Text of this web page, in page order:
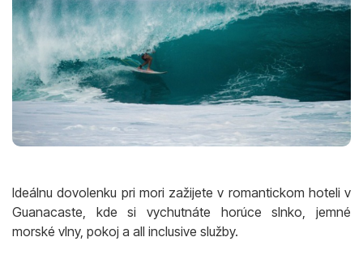
Ideálnu dovolenku pri mori zažijete v romantickom hoteli v
Guanacaste, kde si vychutnáte horúce slnko, jemné
morské vlny, pokoj a all inclusive služby.